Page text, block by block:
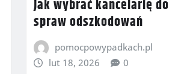
Jak wybrać kancelarię do
spraw odszkodowań
pomocpowypadkach.pl
lut 18, 2026
0